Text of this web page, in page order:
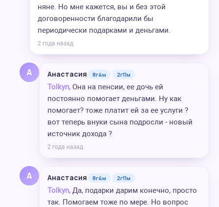
няне. Но мне кажется, вы и без этой
договоренности благодарили бы
периодически подарками и деньгами.
2 года назад
А Анастасия 8г4м 2г11м
Tolkyn, Она на пенсии, ее дочь ей
постоянно помогает деньгами. Ну как
помогает? тоже платит ей за ее услуги ?
вот теперь внуки сына подросли - новый
источник дохода ?
2 года назад
А Анастасия 8г4м 2г11м
Tolkyn, Да, подарки дарим конечно, просто
так. Помогаем тоже по мере. Но вопрос